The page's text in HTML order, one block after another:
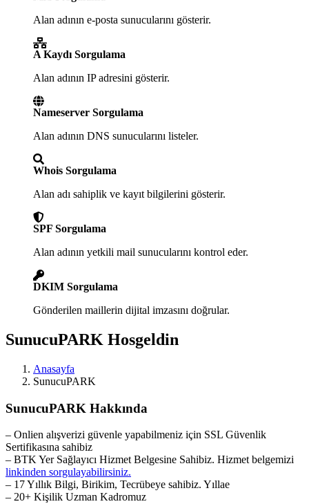
Alan adının e-posta sunucularını gösterir.
A Kaydı Sorgulama
Alan adının IP adresini gösterir.
Nameserver Sorgulama
Alan adının DNS sunucularını listeler.
Whois Sorgulama
Alan adı sahiplik ve kayıt bilgilerini gösterir.
SPF Sorgulama
Alan adının yetkili mail sunucularını kontrol eder.
DKIM Sorgulama
Gönderilen maillerin dijital imzasını doğrular.
SunucuPARK Hosgeldin
Anasayfa
SunucuPARK
SunucuPARK Hakkında
– Onlien alışverizi güvenle yapabilmeniz için SSL Güvenlik
Sertifikasına sahibiz
– BTK Yer Sağlayıcı Hizmet Belgesine Sahibiz. Hizmet belgemizi
linkinden sorgulayabilirsiniz.
– 17 Yıllık Bilgi, Birikim, Tecrübeye sahibiz. Yıllae
– 20+ Kişilik Uzman Kadromuz